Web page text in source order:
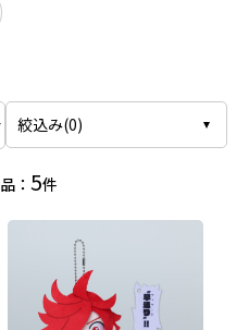
絞込み(0)
： 5件